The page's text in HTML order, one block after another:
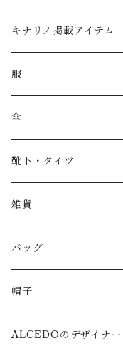
キナリノ掲載アイテム
服
傘
靴下・タイツ
雑貨
バッグ
帽子
ALCEDOのデザイナ